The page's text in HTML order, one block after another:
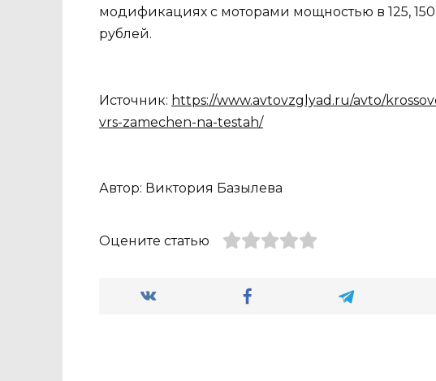
модификациях с моторами мощностью в 125, 150
рублей.
Источник: https://www.avtovzglyad.ru/avto/
vrs-zamechen-na-testah/
Автор: Виктория Базылева
Оцените статью